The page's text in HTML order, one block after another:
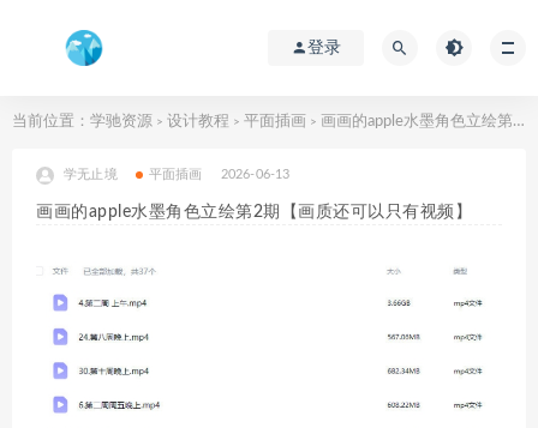
登录
当前位置： 学驰资源 > 设计教程 > 平面插画 > 画画的apple水墨角色立绘第2期【画质还可以只有视频】
学无止境 平面插画 2026-06-13
画画的apple水墨角色立绘第2期【画质还可以只有视频】